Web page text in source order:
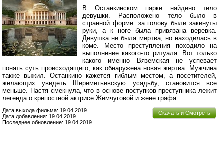
В Останкинском парке найдено тело
девушки. Расположено тело было в
странной форме: за голову были закинуты
руки, а к ноге была привязана веревка.
Девушка не была мертва, но находилась в
коме. Место преступления походило на
выполнение какого-то ритуала. Вот только
какого именно Вяземская не успевает
понять суть происходящего, как обнаружена новая жертва. Мужчина
также выжил. Останкино кажется гиблым местом, а посетителей,
желающих увидеть Шереметьевскую усадьбу, становится все
меньше. Настя смекнула, что в основе поступков преступника лежит
легенда о крепостной актрисе Жемчуговой и жене графа.
Скачать и Смотреть
Дата выхода фильма: 19.04.2019
Дата добавления: 19.04.2019
Последнее обновление: 19.04.2019